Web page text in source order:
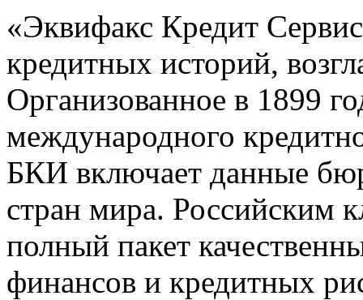
«Эквифакс Кредит
кредитных историй,
Организованное в 1899
международного
БКИ включает данные
стран мира. Российским
полный пакет
финансов и кредитных